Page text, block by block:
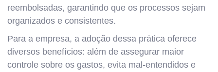
reembolsadas, garantindo que os processos sejam
organizados e consistentes.
Para a empresa, a adoção dessa prática oferece
diversos benefícios: além de assegurar maior
controle sobre os gastos, evita mal-entendidos e